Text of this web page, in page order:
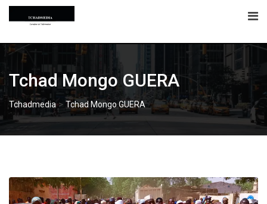
Skip
Tchad Mongo GUERA
Tchadmedia> Tchad Mongo GUERA